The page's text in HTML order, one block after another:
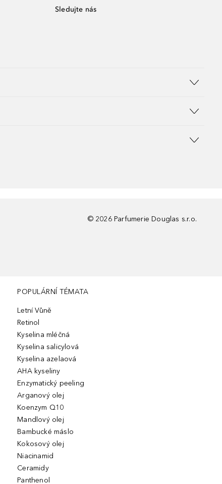
Sledujte nás
© 2026 Parfumerie Douglas s.r.o.
POPULÁRNÍ TÉMATA
Letní Vůně
Retinol
Kyselina mléčná
Kyselina salicylová
Kyselina azelaová
AHA kyseliny
Enzymatický peeling
Arganový olej
Koenzym Q10
Mandlový olej
Bambucké máslo
Kokosový olej
Niacinamid
Ceramidy
Panthenol